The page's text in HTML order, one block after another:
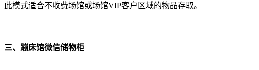
此模式适合不收费场馆或场馆VIP客户区域的物品存取。
三、蹦床馆微信储物柜